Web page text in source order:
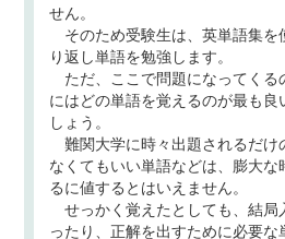
せん。
そのため受験生は、英単語集を
り返し単語を勉強します。
ただ、ここで問題になってくる
にはどの単語を覚えるのが最も良
しょう。
難関大学に時々出題されるだけ
なくてもいい単語などは、膨大な
るに値するとはいえません。
せっかく覚えたとしても、結局
ったり、正解を出すために必要な